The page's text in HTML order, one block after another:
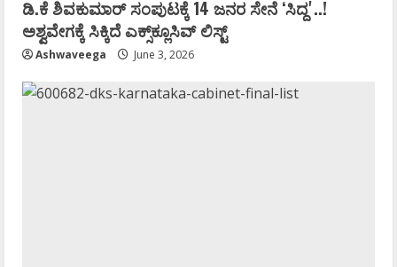
ಡಿ.ಕೆ ಶಿವಕುಮಾರ್‌ ಸಂಪುಟಕ್ಕೆ 14 ಜನರ ಸೇನೆ ʻಸಿದ್ದʼ..!
ಅಶ್ವವೇಗಕ್ಕೆ ಸಿಕ್ಕಿದೆ ಎಕ್ಸ್‌ಕ್ಲೂಸಿವ್‌ ಲಿಸ್ಟ್‌
Ashwaveega June 3, 2026